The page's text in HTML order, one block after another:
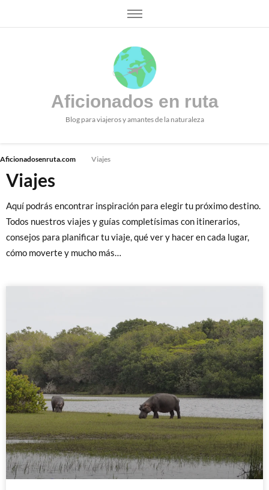
Aficionados en ruta
Blog para viajeros y amantes de la naturaleza
Aficionadosenruta.com Viajes
Viajes
Aquí podrás encontrar inspiración para elegir tu próximo destino.
Todos nuestros viajes y guías completísimas con itinerarios,
consejos para planificar tu viaje, qué ver y hacer en cada lugar,
cómo moverte y mucho más…